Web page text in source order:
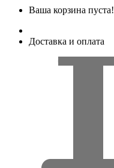
Ваша корзина пуста!
Доставка и оплата